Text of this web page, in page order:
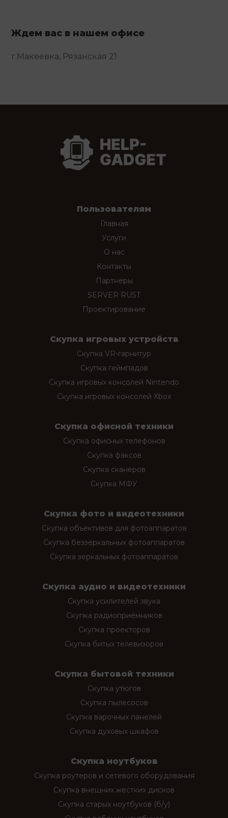
Ждем вас в нашем офисе
г.Макеевка, Рязанская 21
Пользователям
Главная
Услуги
О нас
Контакты
Партнеры
SERVER RUST
Проектирование
Скупка игровых устройств
Скупка VR-гарнитур
Скупка геймпадов
Скупка игровых консолей Nintendo
Скупка игровых консолей Xbox
Скупка офисной техники
Скупка офисных телефонов
Скупка факсов
Скупка сканеров
Скупка МФУ
Скупка фото и видеотехники
Скупка объективов для фотоаппаратов
Скупка беззеркальных фотоаппаратов
Скупка зеркальных фотоаппаратов
Скупка аудио и видеотехники
Скупка усилителей звука
Скупка радиоприёмников
Скупка проекторов
Скупка битых телевизоров
Скупка бытовой техники
Скупка утюгов
Скупка пылесосов
Скупка варочных панелей
Скупка духовых шкафов
Скупка ноутбуков
Скупка роутеров и сетевого оборудования
Скупка внешних жестких дисков
Скупка старых ноутбуков (б/у)